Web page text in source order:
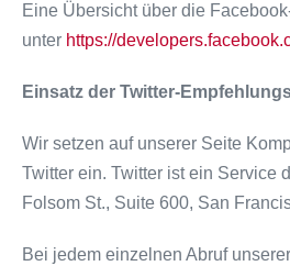
Eine Übersicht über die
unter https://
Einsatz der Twitter-
Wir setzen auf unserer Seite
Twitter ein. Twitter ist ein Service
Folsom St., Suite 600, San
Bei jedem einzelnen Abruf